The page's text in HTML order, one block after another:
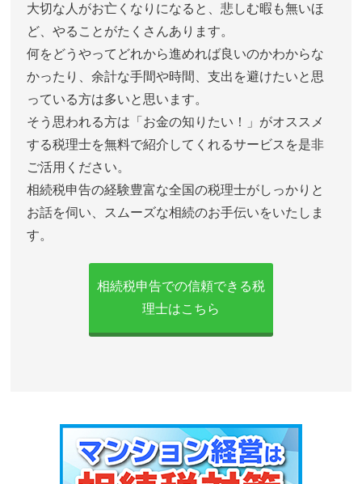
大切な人がお亡くなりになると、悲しむ暇も無いほ
ど、やることがたくさんあります。
何をどうやってどれから進めれば良いのかわからな
かったり、余計な手間や時間、支出を避けたいと思
っている方は多いと思います。
そう思われる方は「お金の知りたい！」がオススメ
する税理士を無料で紹介してくれるサービスを是非
ご活用ください。
相続税申告の経験豊富な全国の税理士がしっかりと
お話を伺い、スムーズな相続のお手伝いをいたしま
す。
相続税申告での信頼できる税
理士はこちら